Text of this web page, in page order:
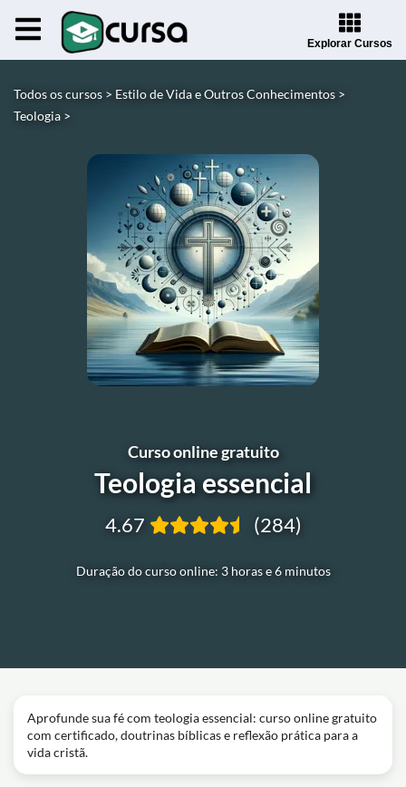
Explorar Cursos
Todos os cursos > Estilo de Vida e Outros Conhecimentos >
Teologia >
Curso online gratuito
Teologia essencial
Duração do curso online: 3 horas e 6 minutos
4.67 (284)
Aprofunde sua fé com teologia essencial: curso online gratuito
com certificado, doutrinas bíblicas e reflexão prática para a
vida cristã.